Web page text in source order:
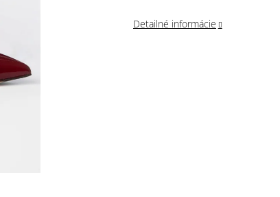
Detailné informácie